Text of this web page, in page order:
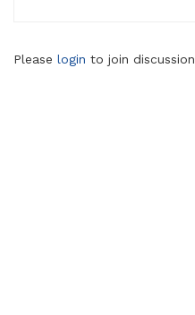
Please login to join discussion